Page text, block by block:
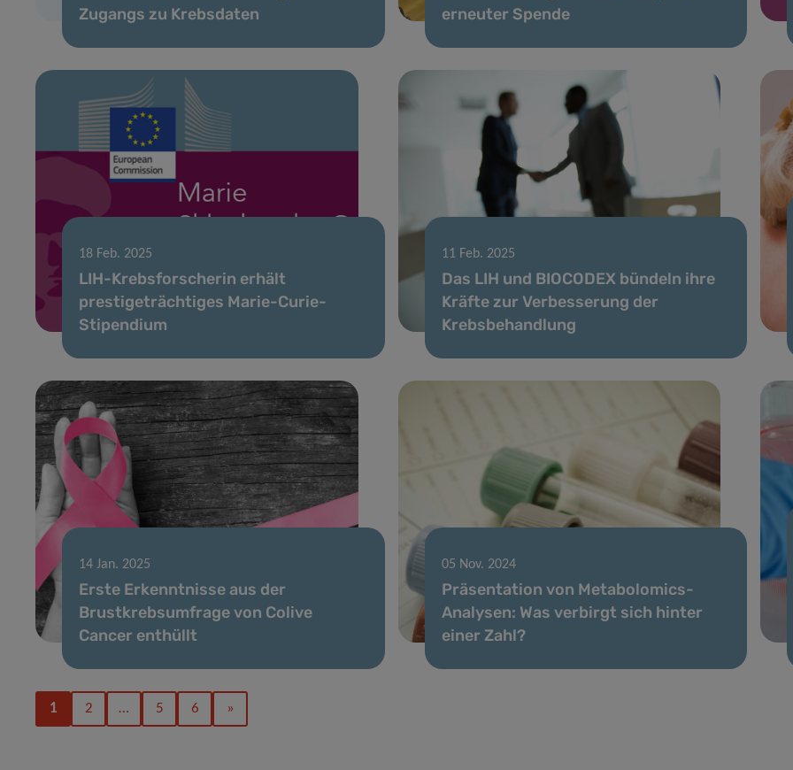
Zugangs zu Krebsdaten
erneuter Spende
18 Feb. 2025
LIH-Krebsforscherin erhält
prestigeträchtiges Marie-Curie-
Stipendium
11 Feb. 2025
Das LIH und BIOCODEX bündeln ihre
Kräfte zur Verbesserung der
Krebsbehandlung
14 Jan. 2025
Erste Erkenntnisse aus der
Brustkrebsumfrage von Colive
Cancer enthüllt
05 Nov. 2024
Präsentation von Metabolomics-
Analysen: Was verbirgt sich hinter
einer Zahl?
1 2 … 5 6 »